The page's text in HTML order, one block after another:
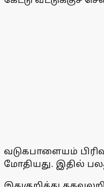
வடுகபாளையம்
மோதியது. இதில்